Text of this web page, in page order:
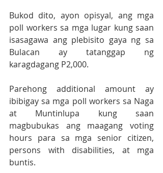
Bukod dito, ayon opisyal, ang mga
poll workers sa mga lugar kung saan
isasagawa ang plebisito gaya ng sa
Bulacan ay tatanggap ng
karagdagang P2,000.
Parehong additional amount ay
ibibigay sa mga poll workers sa Naga
at Muntinlupa kung saan
magbubukas ang maagang voting
hours para sa mga senior citizen,
persons with disabilities, at mga
buntis.